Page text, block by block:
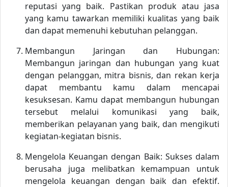
reputasi yang baik. Pastikan produk atau jasa
yang kamu tawarkan memiliki kualitas yang baik
dan dapat memenuhi kebutuhan pelanggan.
Membangun Jaringan dan Hubungan:
Membangun jaringan dan hubungan yang kuat
dengan pelanggan, mitra bisnis, dan rekan kerja
dapat membantu kamu dalam mencapai
kesuksesan. Kamu dapat membangun hubungan
tersebut melalui komunikasi yang baik,
memberikan pelayanan yang baik, dan mengikuti
kegiatan-kegiatan bisnis.
Mengelola Keuangan dengan Baik: Sukses dalam
berusaha juga melibatkan kemampuan untuk
mengelola keuangan dengan baik dan efektif.